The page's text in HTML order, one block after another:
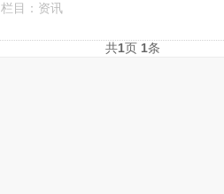
栏目： 资讯
共1页 1条